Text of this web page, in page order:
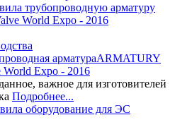
трубопроводную арматуру
World Expo - 2016
арматураARMATURY
World Expo - 2016
важное для изготовителей
Подробнее...